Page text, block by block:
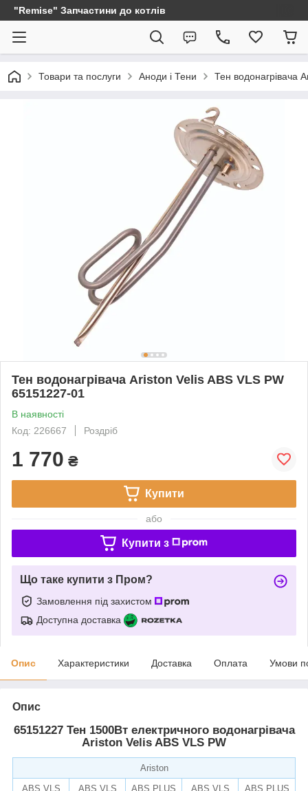
"Remise" Запчастини до котлів
Товари та послуги Аноди і Тени Тен водонагрівача
Тен водонагрівача Ariston Velis ABS VLS PW
65151227-01
В наявності
Код: 226667
Роздріб
1 770 ₴
Купити
або
Купити з
Що таке купити з Пром?
Замовлення під захистом
Доступна доставка
Опис Характеристики Доставка Оплата Умови
Опис
65151227 Тен 1500Вт електричного водонагрівача
Ariston Velis ABS VLS PW
Ariston
ABS VLS
ABS VLS
ABS PLUS
ABS VLS
ABS PLUS